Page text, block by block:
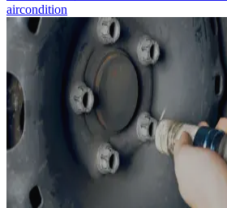
aircondition